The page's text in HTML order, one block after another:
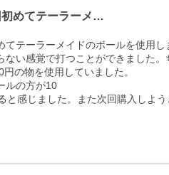
めてテーラーメ…
てテーラーメイドのボールを使用
ない感覚で打つことができました
の物を使用していました。
ルの方が10
と感じました。また次回購入しよう